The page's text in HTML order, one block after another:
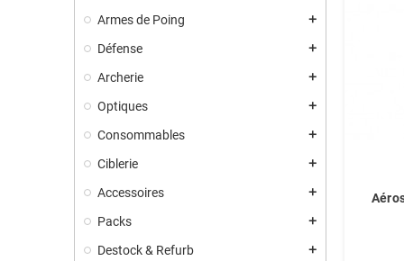
Armes de Poing add
Défense add
Archerie add
Optiques add
Consommables add
Ciblerie add
Accessoires add
Packs add
Destock & Refurb add